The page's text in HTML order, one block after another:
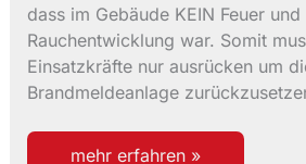
dass im Gebäude KEIN Feuer und
Rauchentwicklung war. Somit
Einsatzkräfte nur ausrücken um
Brandmeldeanlage
einsatz
mehr erfahren »